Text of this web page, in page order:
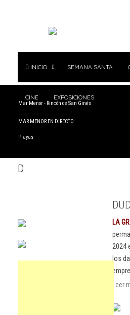
INICIO SEMANA SANTA
CINE EXPOSICIONES
Mar Menor - Rincón de San Ginés
MAR MENOR EN DIRECTO
Playas
D
LA
2024
los
Leer